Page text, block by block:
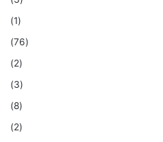
(1)
(76)
(2)
(3)
(8)
(2)